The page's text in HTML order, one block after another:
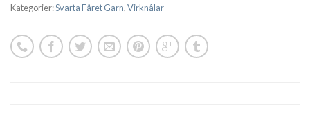
Kategorier:Svarta Fåret Garn,Virknålar